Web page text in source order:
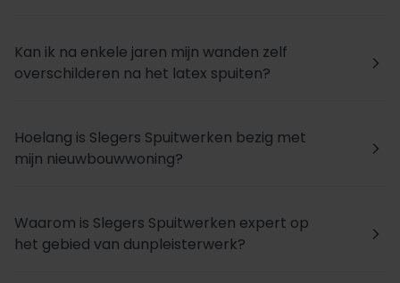
Kan ik na enkele jaren mijn wanden zelf
overschilderen na het latex spuiten?
arrow_forward_ios
Hoelang is Slegers Spuitwerken bezig met
mijn nieuwbouwwoning?
arrow_forward_ios
Waarom is Slegers Spuitwerken expert op
het gebied van dunpleisterwerk?
arrow_forward_ios